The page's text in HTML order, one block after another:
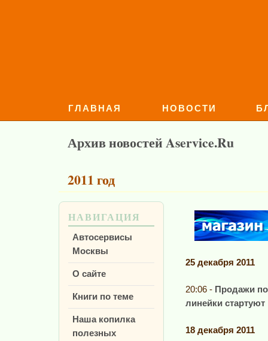
ГЛАВНАЯ НОВОСТИ
Архив новостей Aservice.Ru
2011 год
НАВИГАЦИЯ
Автосервисы
Москвы
О сайте
Книги по теме
Наша копилка
полезных
25 декабря 2011
20:06 - Продажи
линейки
18 декабря 2011